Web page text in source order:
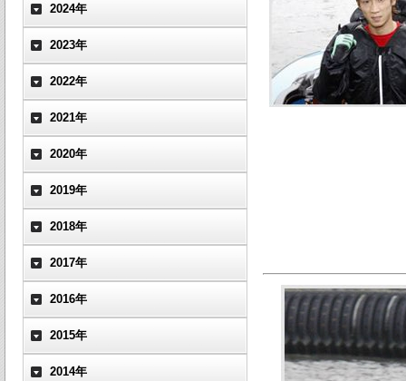
2024年
2023年
2022年
2021年
2020年
2019年
2018年
2017年
2016年
2015年
2014年